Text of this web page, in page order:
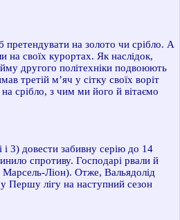
претендувати на золото чи срібло. А
на своїх курортах. Як наслідок,
другого політехніки подвоюють
третій м’яч у сітку своїх воріт
срібло, з чим ми його й вітаємо
3) довести забивну серію до 14
спротиву. Господарі рвали й
Марсель-Ліон). Отже, Вальядолід
у Першу лігу на наступний сезон